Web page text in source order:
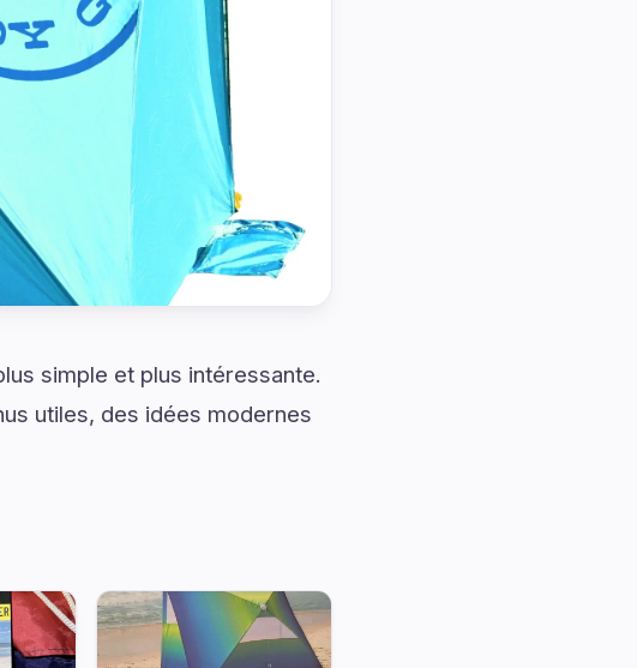
simple et plus intéressante.
utiles, des idées modernes